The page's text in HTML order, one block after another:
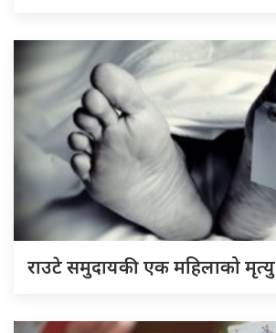
राउटे समुदायकी एक महिलाको मृत्यु